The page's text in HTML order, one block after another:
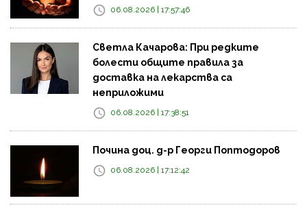
06.08.2026 | 17:57:46
Светла Качарова: При редките
болести общите правила за
доставка на лекарства са
неприложими
06.08.2026 | 17:38:51
Почина доц. д-р Георги Поптодоров
06.08.2026 | 17:12:42